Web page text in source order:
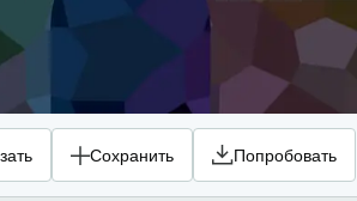
Сохранить Попробовать